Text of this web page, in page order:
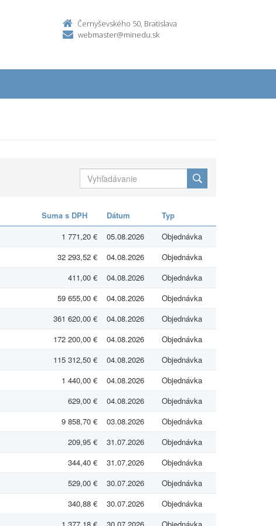
Černyševského 50, Bratislava
webmaster@minedu.sk
Suma s DPH Dátum
Typ
1 771,20 € 05.08.2026
Objednávka
32 293,52 € 04.08.2026
Objednávka
411,00 € 04.08.2026
Objednávka
59 655,00 € 04.08.2026
Objednávka
361 620,00 € 04.08.2026
Objednávka
172 200,00 € 04.08.2026
Objednávka
115 312,50 € 04.08.2026
Objednávka
1 440,00 € 04.08.2026
Objednávka
629,00 € 04.08.2026
Objednávka
9 858,70 € 03.08.2026
Objednávka
209,95 € 31.07.2026
Objednávka
344,40 € 31.07.2026
Objednávka
529,00 € 30.07.2026
Objednávka
340,88 € 30.07.2026
Objednávka
1 377,18 € 30.07.2026 Objednávka